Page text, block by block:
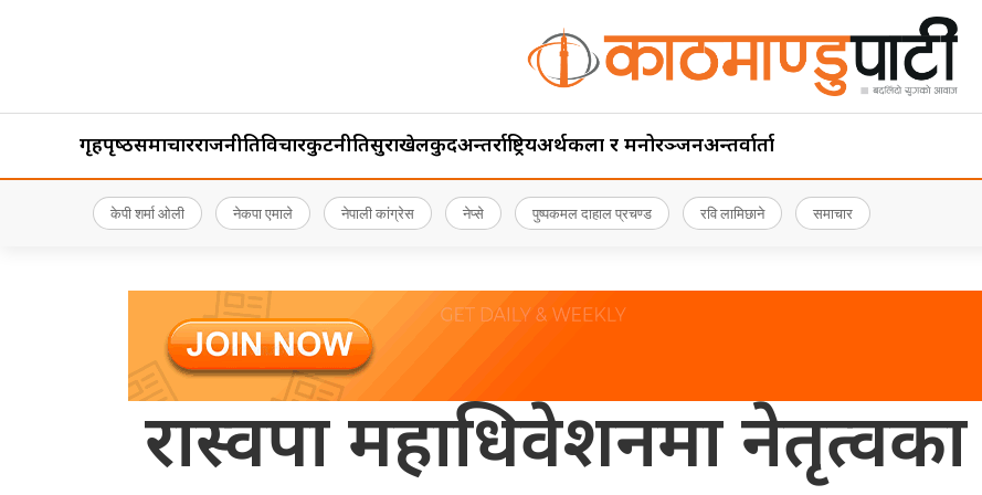
गृहपृष्‍ठसमाचारराजनीतिविचारकुटनीतिसुरक्षाखेलकुदअन्तर्राष्ट्रियअर्थकला र मनोरञ्जनअन्तर्वार्ता
केपी शर्मा ओली नेकपा एमाले नेपाली कांग्रेस नेप्से पुष्पकमल दाहाल प्रचण्ड रवि लामिछाने समाचार
रास्वपा महाधिवेशनमा नेतृत्वका